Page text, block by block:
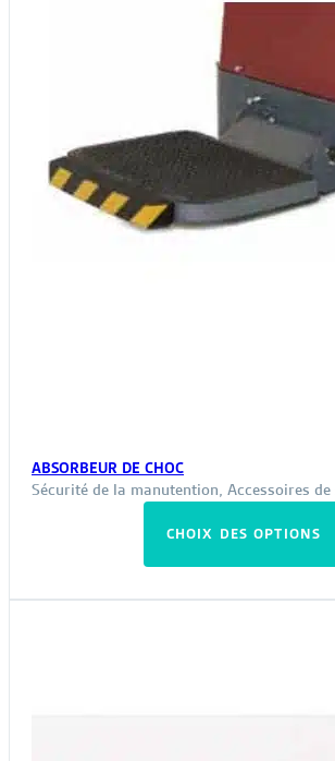
ABSORBEUR DE CHOC
Sécurité de la manutention, Accessoires
CHOIX DES OPTIONS